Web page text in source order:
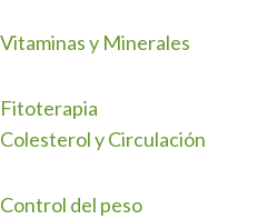
Vitaminas y Minerales
Fitoterapia
Colesterol y Circulación
Control del peso